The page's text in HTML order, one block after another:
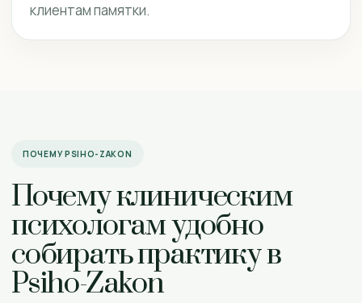
клиентам памятки.
ПОЧЕМУ PSIHO-ZAKON
Почему клиническим
психологам удобно
собирать практику в
Psiho-Zakon